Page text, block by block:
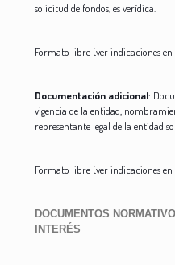
solicitud de fondos, es verídica.
Formato libre (ver indicaciones
Documentación adicional:
vigencia de la entidad,
representante legal de la entidad
Formato libre (ver indicaciones
DOCUMENTOS
INTERÉS